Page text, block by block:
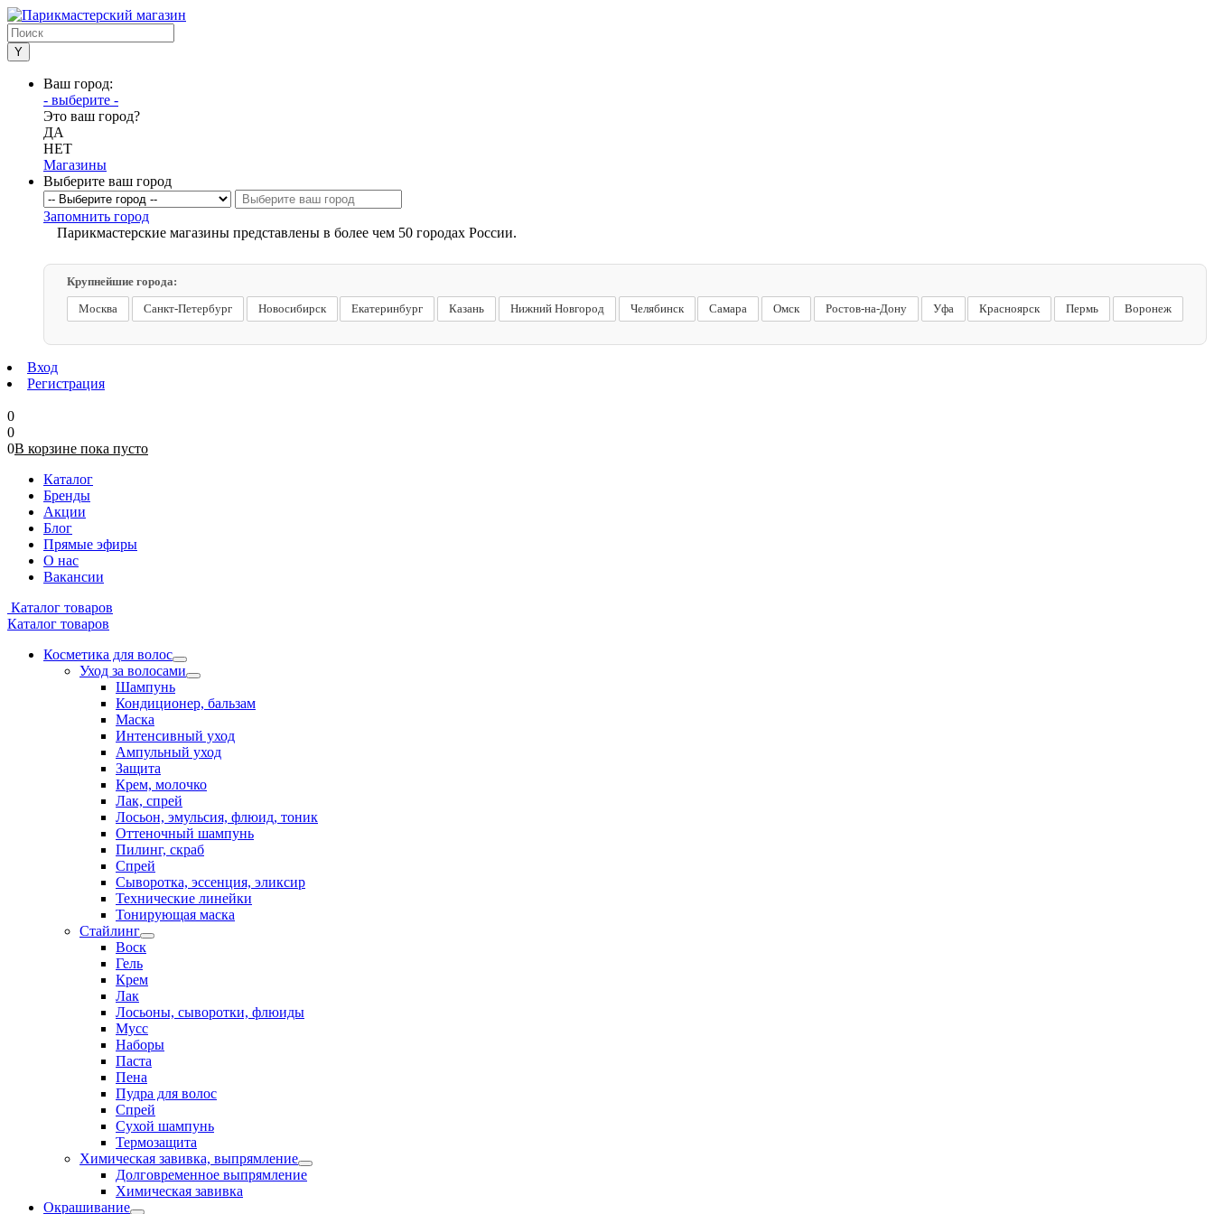
Ваш город:
- выберите -
Это ваш город?
ДА
НЕТ
Магазины
Выберите ваш город
Запомнить город
Парикмастерские магазины представлены в более чем 50 городах России.
Крупнейшие города:
Москва
Санкт-Петербург Новосибирск Екатеринбург Казань Нижний Новгород Челябинск Самара Омск Ростов-на-Дону Уфа Красноярск Пермь Воронеж
Вход
Регистрация
0
0
0В корзине пока пусто
Каталог
Бренды
Акции
Блог
Прямые эфиры
О нас
Вакансии
Каталог товаров
Каталог товаров
Косметика для волос
Уход за волосами
Шампунь
Кондиционер, бальзам
Маска
Интенсивный уход
Ампульный уход
Защита
Крем, молочко
Лак, спрей
Лосьон, эмульсия, флюид, тоник
Оттеночный шампунь
Пилинг, скраб
Спрей
Сыворотка, эссенция, эликсир
Технические линейки
Тонирующая маска
Стайлинг
Воск
Гель
Крем
Лак
Лосьоны, сыворотки, флюиды
Мусс
Наборы
Паста
Пена
Пудра для волос
Спрей
Сухой шампунь
Термозащита
Химическая завивка, выпрямление
Долговременное выпрямление
Химическая завивка
Окрашивание